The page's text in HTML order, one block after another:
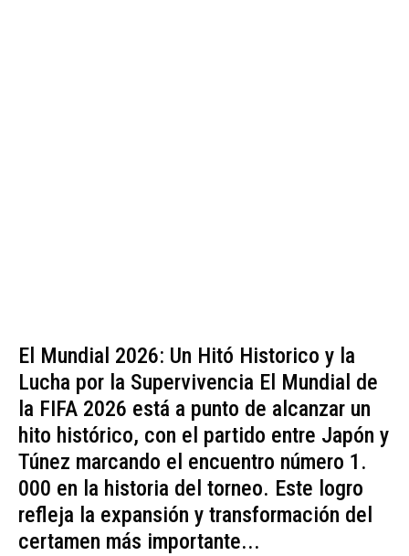
El Mundial 2026: Un Hitó Historico y la
Lucha por la Supervivencia El Mundial de
la FIFA 2026 está a punto de alcanzar un
hito histórico, con el partido entre Japón y
Túnez marcando el encuentro número 1.
000 en la historia del torneo. Este logro
refleja la expansión y transformación del
certamen más importante...